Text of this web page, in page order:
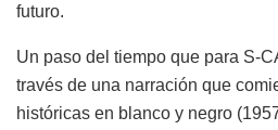
futuro.
Un paso del tiempo que para S-
través de una narración que
históricas en blanco y negro